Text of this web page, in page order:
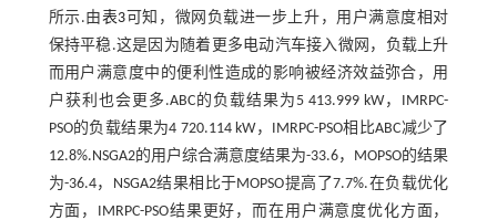
所示.由 表3 可知，微网负载进一步上升，用户满意度相对
保持平稳.这是因为随着更多电动汽车接入微网，负载上升
而用户满意度中的便利性造成的影响被经济效益弥合，用
户获利也会更多.ABC的负载结果为5 413.999 kW，IMRPC-
PSO的负载结果为4 720.114 kW，IMRPC-PSO相比ABC减少了
12.8%.NSGA2的用户综合满意度结果为-33.6，MOPSO的结果
为-36.4，NSGA2结果相比于MOPSO提高了7.7%.在负载优化
方面，IMRPC-PSO结果更好，而在用户满意度优化方面，